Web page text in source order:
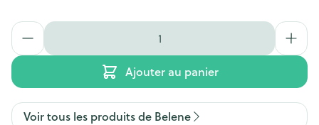
Quantité
Ajouter au panier
Voir tous les produits de Belene